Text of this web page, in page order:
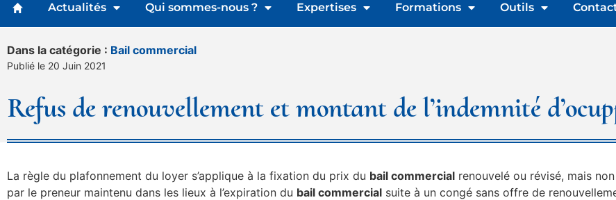
Actualités Qui sommes-nous ? Expertises Formations Outils
Dans la catégorie : Bail commercial
Publié le 20 Juin 2021
Refus de renouvellement et montant de l’indemnité
La règle du plafonnement du loyer s’applique à la fixation du prix du bail commercial renouvelé ou révisé, mais
par le preneur maintenu dans les lieux à l’expiration du bail commercial suite à un congé sans offre de